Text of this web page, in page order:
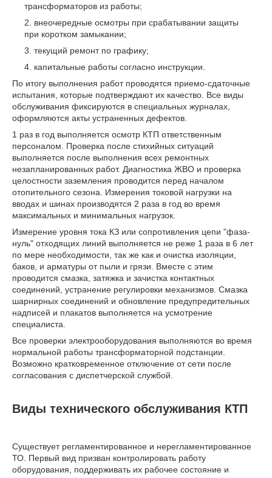
трансформаторов из работы;
внеочередные осмотры при срабатывании защиты
при коротком замыкании;
текущий ремонт по графику;
капитальные работы согласно инструкции.
По итогу выполнения работ проводятся приемо-сдаточные
испытания, которые подтверждают их качество. Все виды
обслуживания фиксируются в специальных журналах,
оформляются акты устраненных дефектов.
1 раз в год выполняется осмотр КТП ответственным
персоналом. Проверка после стихийных ситуаций
выполняется после выполнения всех ремонтных
незапланированных работ. Диагностика ЖВО и проверка
целостности заземления проводится перед началом
отопительного сезона. Измерения токовой нагрузки на
вводах и шинах производятся 2 раза в год во время
максимальных и минимальных нагрузок.
Измерение уровня тока КЗ или сопротивления цепи "фаза-
нуль" отходящих линий выполняется не реже 1 раза в 6 лет
по мере необходимости, так же как и очистка изоляции,
баков, и арматуры от пыли и грязи. Вместе с этим
проводится смазка, затяжка и зачистка контактных
соединений, устранение регулировки механизмов. Смазка
шарнирных соединений и обновление предупредительных
надписей и плакатов выполняется на усмотрение
специалиста.
Все проверки электрооборудования выполняются во время
нормальной работы трансформаторной подстанции.
Возможно кратковременное отключение от сети после
согласования с диспетчерской службой.
Виды технического обслуживания КТП
Существует регламентированное и нерегламентированное
ТО. Первый вид призван контролировать работу
оборудования, поддерживать их рабочее состояние и